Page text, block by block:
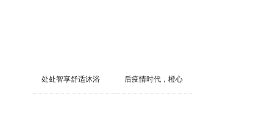
处处智享舒适沐浴 后疫情时代，橙心